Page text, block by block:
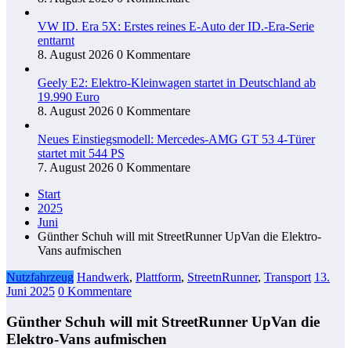
VW ID. Era 5X: Erstes reines E-Auto der ID.-Era-Serie
enttarnt
8. August 2026 0 Kommentare
Geely E2: Elektro-Kleinwagen startet in Deutschland ab
19.990 Euro
8. August 2026 0 Kommentare
Neues Einstiegsmodell: Mercedes-AMG GT 53 4-Türer
startet mit 544 PS
7. August 2026 0 Kommentare
Start
2025
Juni
Günther Schuh will mit StreetRunner UpVan die Elektro-
Vans aufmischen
Nutzfahrzeug Handwerk, Plattform, StreetnRunner, Transport 13.
Juni 2025 0 Kommentare
Günther Schuh will mit StreetRunner UpVan die
Elektro-Vans aufmischen